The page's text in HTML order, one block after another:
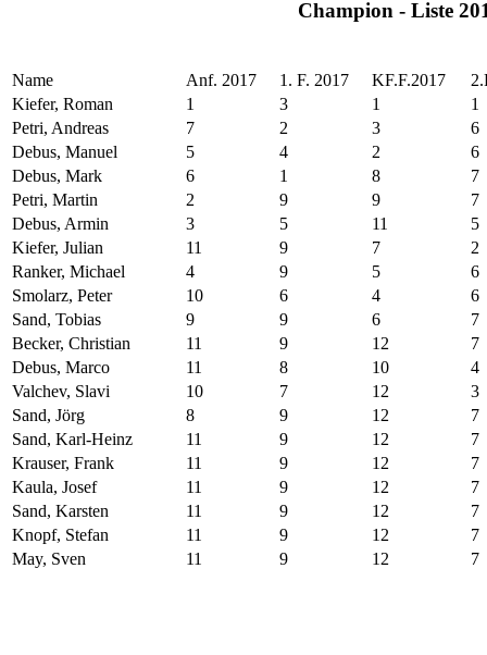
Champion - Liste
Name Anf. 2017 1. F. 2017 KF.F.2017
Kiefer, Roman
1 3 1
1
Petri, Andreas
7 2 3
6
Debus, Manuel
5 4 2
6
Debus, Mark
6 1 8
7
Petri, Martin
2 9 9
7
Debus, Armin
3 5 11
5
Kiefer, Julian
11 9 7
2
Ranker, Michael
4 9 5
6
Smolarz, Peter
10 6 4
6
Sand, Tobias
9 9 6
7
Becker, Christian
11 9 12
7
Debus, Marco
11 8 10
4
Valchev, Slavi
10 7 12
3
Sand, Jörg
8 9 12
7
Sand, Karl-Heinz
11 9 12
7
Krauser, Frank
11 9 12
7
Kaula, Josef
11 9 12
7
Sand, Karsten
11 9 12
7
Knopf, Stefan
11 9 12
7
May, Sven
11 9 12 7